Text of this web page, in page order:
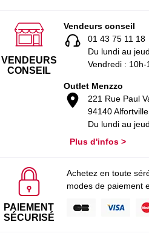
VENDEURS
CONSEIL
Vendeurs conseil
01 43 75 11 18
Du lundi au
Vendredi : 10h-
Outlet Menzzo
221 Rue Paul
94140 Alfortville
Du lundi au
Plus d'infos >
PAIEMENT
SÉCURISÉ
Achetez en toute
modes de paiement